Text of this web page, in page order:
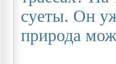
суеты. Он
природа